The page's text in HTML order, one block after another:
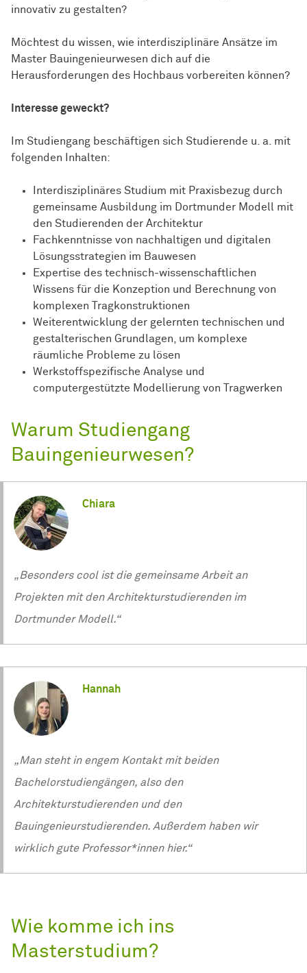
innovativ zu gestalten?
Möchtest du wissen, wie interdisziplinäre Ansätze im
Master Bauingenieurwesen dich auf die
Herausforderungen des Hochbaus vorbereiten können?
Interesse geweckt?
Im Studiengang beschäftigen sich Studierende u. a. mit
folgenden Inhalten:
Interdisziplinäres Studium mit Praxisbezug durch
gemeinsame Ausbildung im Dortmunder Modell mit
den Studierenden der Architektur
Fachkenntnisse von nachhaltigen und digitalen
Lösungsstrategien im Bauwesen
Expertise des technisch-wissen­schaft­lichen
Wissens für die Konzeption und Berechnung von
komplexen Tragkonstruktionen
Weiterentwicklung der gelernten technischen und
gestalterischen Grundlagen, um komplexe
räumliche Probleme zu lösen
Werkstoffspezifische Analyse und
computergestützte Modellierung von Tragwerken
Warum Studiengang
Bauingenieurwesen?
Chiara
„Besonders cool ist die gemeinsame Arbeit an
Projekten mit den Architekturstudierenden im
Dortmunder Modell.“
Hannah
„Man steht in engem Kontakt mit beiden
Bachelorstudiengängen, also den
Architekturstudierenden und den
Bauingenieurstudierenden. Außerdem haben wir
wirklich gute Professor*innen hier.“
Wie komme ich ins
Masterstudium?